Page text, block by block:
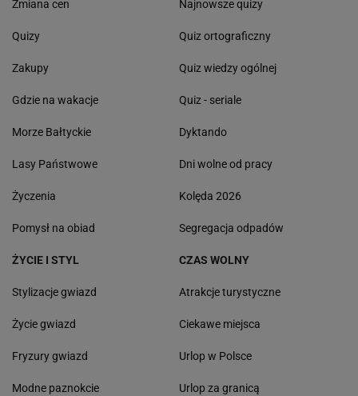
Zmiana cen
Quizy
Zakupy
Gdzie na wakacje
Morze Bałtyckie
Lasy Państwowe
Życzenia
Pomysł na obiad
Najnowsze quizy
Quiz ortograficzny
Quiz wiedzy ogólnej
Quiz - seriale
Dyktando
Dni wolne od pracy
Kolęda 2026
Segregacja odpadów
ŻYCIE I STYL
Stylizacje gwiazd
Życie gwiazd
Fryzury gwiazd
Modne paznokcie
CZAS WOLNY
Atrakcje turystyczne
Ciekawe miejsca
Urlop w Polsce
Urlop za granicą